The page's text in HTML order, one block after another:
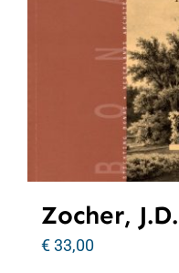
Zocher, J.D.
€33,00